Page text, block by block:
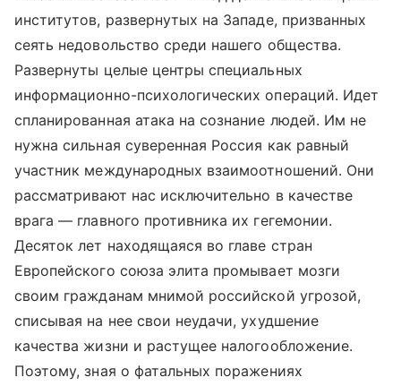
институтов, развернутых на Западе, призванных
сеять недовольство среди нашего общества.
Развернуты целые центры специальных
информационно-психологических операций. Идет
спланированная атака на сознание людей. Им не
нужна сильная суверенная Россия как равный
участник международных взаимоотношений. Они
рассматривают нас исключительно в качестве
врага — главного противника их гегемонии.
Десяток лет находящаяся во главе стран
Европейского союза элита промывает мозги
своим гражданам мнимой российской угрозой,
списывая на нее свои неудачи, ухудшение
качества жизни и растущее налогообложение.
Поэтому, зная о фатальных поражениях